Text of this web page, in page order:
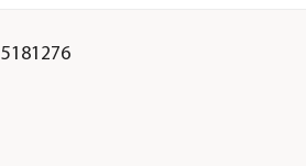
5181276